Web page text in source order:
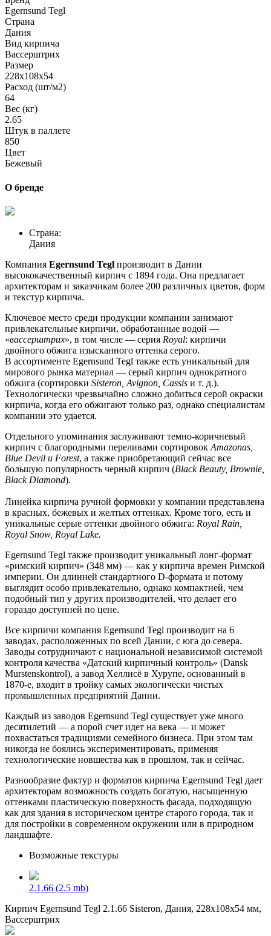
Egernsund Tegl
Страна
Дания
Вид кирпича
Вассерштрих
Размер
228x108x54
Расход (шт/м2)
64
Вес (кг)
2.65
Штук в паллете
850
Цвет
Бежевый
О бренде
Страна:
Дания
Компания Egernsund Tegl производит в Дании
высококачественный кирпич с 1894 года. Она предлагает
архитекторам и заказчикам более 200 различных цветов, форм
и текстур кирпича.
Ключевое место среди продукции компании занимают
привлекательные кирпичи, обработанные водой —
«вассерштрих», в том числе — серия Royal: кирпичи
двойного обжига изысканного оттенка серого.
В ассортименте Egernsund Tegl также есть уникальный для
мирового рынка материал — серый кирпич однократного
обжига (сортировки Sisteron, Avignon, Cassis и т. д.).
Технологически чрезвычайно сложно добиться серой окраски
кирпича, когда его обжигают только раз, однако специалистам
компании это удается.
Отдельного упоминания заслуживают темно-коричневый
кирпич с благородными переливами сортировок Amazonas,
Blue Devil и Forest, а также приобретающий сейчас все
большую популярность черный кирпич (Black Beauty, Brownie,
Black Diamond).
Линейка кирпича ручной формовки у компании представлена
в красных, бежевых и желтых оттенках. Кроме того, есть и
уникальные серые оттенки двойного обжига: Royal Rain,
Royal Snow, Royal Lake.
Egernsund Tegl также производит уникальный лонг-формат
«римский кирпич» (348 мм) — как у кирпича времен Римской
империи. Он длинней стандартного D-формата и потому
выглядит особо привлекательно, однако компактней, чем
подобный тип у других производителей, что делает его
гораздо доступней по цене.
Все кирпичи компания Egernsund Tegl производит на 6
заводах, расположенных по всей Дании, с юга до севера.
Заводы сотрудничают с национальной независимой системой
контроля качества «Датский кирпичный контроль» (Dansk
Murstenskontrol), а завод Хеллисё в Хурупе, основанный в
1870-е, входит в тройку самых экологически чистых
промышленных предприятий Дании.
Каждый из заводов Egernsund Tegl существует уже много
десятилетий — а порой счет идет на века — и может
похвастаться традициями семейного бизнеса. При этом там
никогда не боялись экспериментировать, применяя
технологические новшества как в прошлом, так и сейчас.
Разнообразие фактур и форматов кирпича Egernsund Tegl дает
архитекторам возможность создать богатую, насыщенную
оттенками пластическую поверхность фасада, подходящую
как для здания в историческом центре старого города, так и
для постройки в современном окружении или в природном
ландшафте.
Возможные текстуры
2.1.66 (2.5 mb)
Кирпич Egernsund Tegl 2.1.66 Sisteron, Дания, 228x108x54 мм,
Вассерштрих